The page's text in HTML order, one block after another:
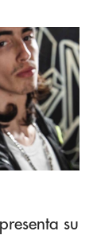
su